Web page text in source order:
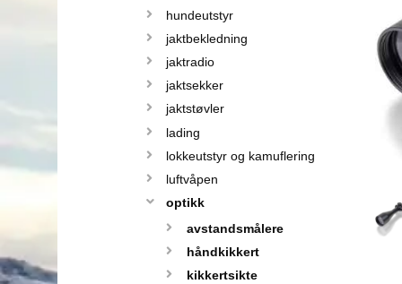
hundeutstyr
jaktbekledning
jaktradio
jaktsekker
jaktstøvler
lading
lokkeutstyr og kamuflering
luftvåpen
optikk
avstandsmålere
håndkikkert
kikkertsikte